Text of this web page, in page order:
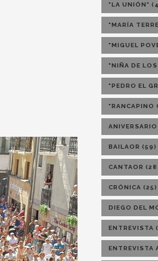
"LA UNIÓN"
"MARÍA
"MIGUEL
"NIÑA DE LOS
"PEDRO EL
"RANCAPINO
ANIVERSARIO
BAILAOR (59)
CANTAOR
CRÓNICA (25)
DIEGO DEL
ENTREVISTA
ENTREVISTA